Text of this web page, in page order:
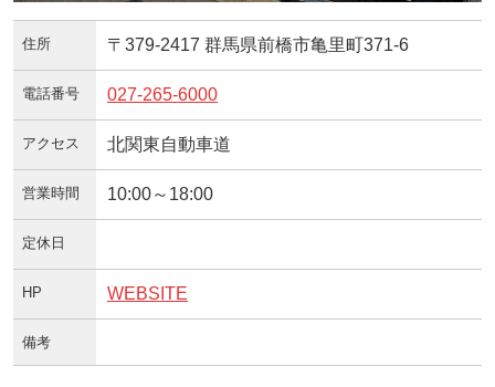
住所 〒379-2417 群馬県前橋市亀里町371-6
電話番号 027-265-6000
アクセス 北関東自動車道
営業時間 10:00～18:00
定休日
HP WEBSITE
備考